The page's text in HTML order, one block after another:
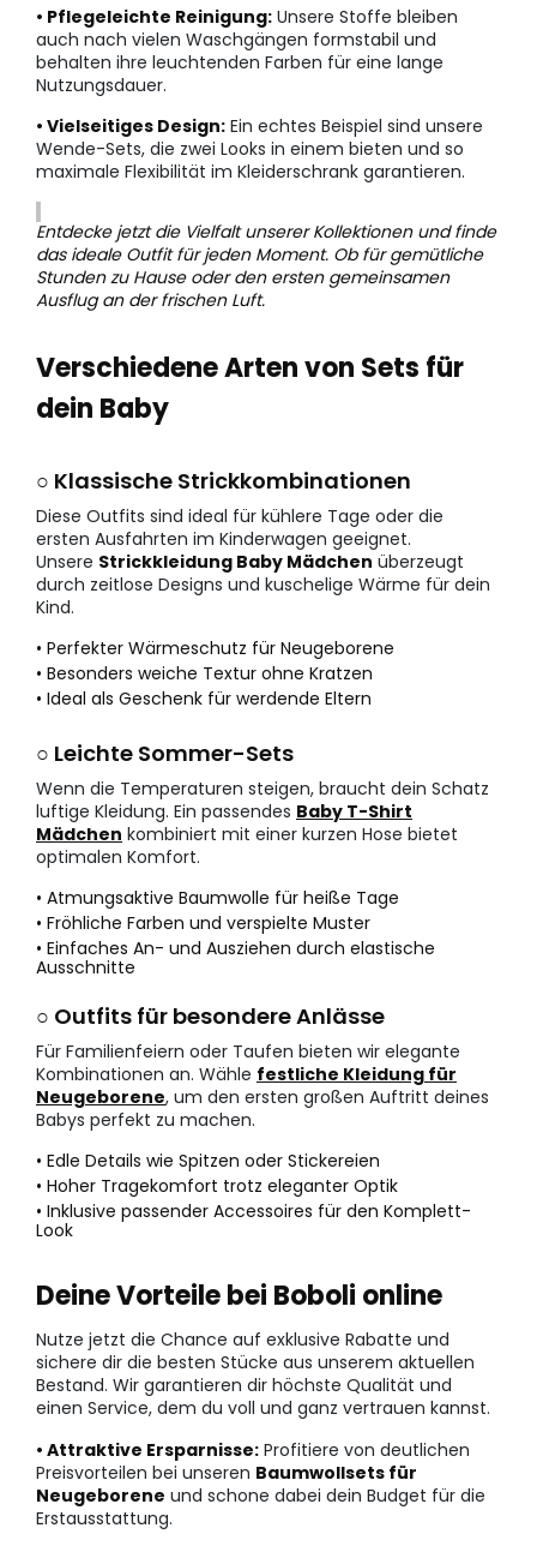
• Pflegeleichte Reinigung: Unsere Stoffe bleiben
auch nach vielen Waschgängen formstabil und
behalten ihre leuchtenden Farben für eine lange
Nutzungsdauer.
• Vielseitiges Design: Ein echtes Beispiel sind unsere
Wende-Sets, die zwei Looks in einem bieten und so
maximale Flexibilität im Kleiderschrank garantieren.
Entdecke jetzt die Vielfalt unserer Kollektionen und finde
das ideale Outfit für jeden Moment. Ob für gemütliche
Stunden zu Hause oder den ersten gemeinsamen
Ausflug an der frischen Luft.
Verschiedene Arten von Sets für
dein Baby
○ Klassische Strickkombinationen
Diese Outfits sind ideal für kühlere Tage oder die
ersten Ausfahrten im Kinderwagen geeignet.
Unsere Strickkleidung Baby Mädchen überzeugt
durch zeitlose Designs und kuschelige Wärme für dein
Kind.
• Perfekter Wärmeschutz für Neugeborene
• Besonders weiche Textur ohne Kratzen
• Ideal als Geschenk für werdende Eltern
○ Leichte Sommer-Sets
Wenn die Temperaturen steigen, braucht dein Schatz
luftige Kleidung. Ein passendes Baby T-Shirt
Mädchen kombiniert mit einer kurzen Hose bietet
optimalen Komfort.
• Atmungsaktive Baumwolle für heiße Tage
• Fröhliche Farben und verspielte Muster
• Einfaches An- und Ausziehen durch elastische
Ausschnitte
○ Outfits für besondere Anlässe
Für Familienfeiern oder Taufen bieten wir elegante
Kombinationen an. Wähle festliche Kleidung für
Neugeborene, um den ersten großen Auftritt deines
Babys perfekt zu machen.
• Edle Details wie Spitzen oder Stickereien
• Hoher Tragekomfort trotz eleganter Optik
• Inklusive passender Accessoires für den Komplett-
Look
Deine Vorteile bei Boboli online
Nutze jetzt die Chance auf exklusive Rabatte und
sichere dir die besten Stücke aus unserem aktuellen
Bestand. Wir garantieren dir höchste Qualität und
einen Service, dem du voll und ganz vertrauen kannst.
• Attraktive Ersparnisse: Profitiere von deutlichen
Preisvorteilen bei unseren Baumwollsets für
Neugeborene und schone dabei dein Budget für die
Erstausstattung.